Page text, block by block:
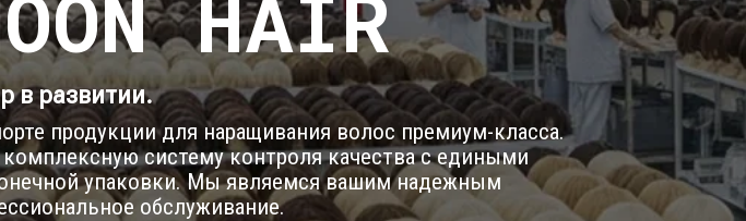
в развитии.
продукции для наращивания волос премиум-класса.
систему контроля качества с едиными
упаковки. Мы являемся вашим надежным
обслуживание.